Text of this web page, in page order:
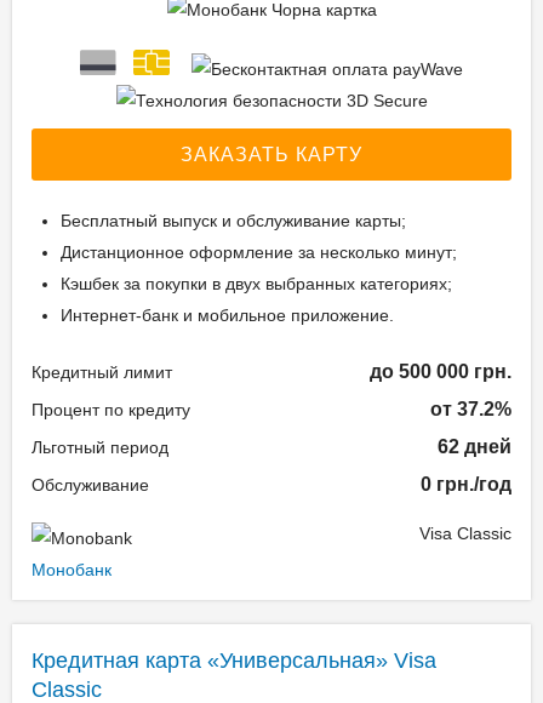
ЗАКАЗАТЬ КАРТУ
Бесплатный выпуск и обслуживание карты;
Дистанционное оформление за несколько минут;
Кэшбек за покупки в двух выбранных категориях;
Интернет-банк и мобильное приложение.
Кредитный лимит до 500 000 грн.
Процент по кредиту от 37.2%
Льготный период 62 дней
Обслуживание 0 грн./год
Монобанк
Visa Classic
Кредитная карта «Универсальная» Visa
Classic